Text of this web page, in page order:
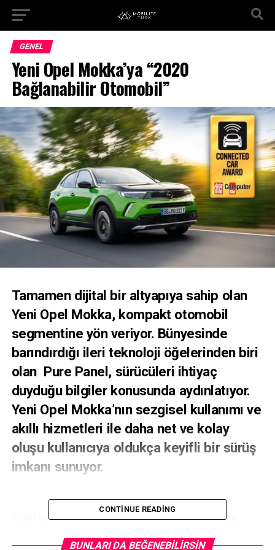
GENEL
Yeni Opel Mokka’ya “2020
Bağlanabilir Otomobil”
Tamamen dijital bir altyapıya sahip olan
Yeni Opel Mokka, kompakt otomobil
segmentine yön veriyor. Bünyesinde
barındırdığı ileri teknoloji öğelerinden biri
olan Pure Panel, sürücüleri ihtiyaç
duyduğu bilgiler konusunda aydınlatıyor.
Yeni Opel Mokka’nın sezgisel kullanımı ve
akıllı hizmetleri ile daha net ve kolay
oluşu kullanıcıya oldukça keyifli bir sürüş
imkanı sunuyor.
Opel Mokka’nın tamamen elektrikli versiyonu
tarafından ‘2020 Bağlanabilir Otomobil Ödülünü’ne “
CONTINUE READING
BUNLARI DA BEĞENEBILIRSIN